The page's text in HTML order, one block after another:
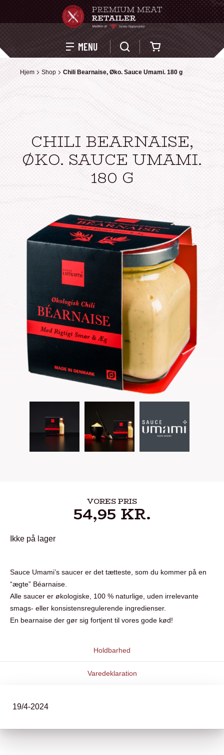
MENU
Hjem Shop Chili Bearnaise, Øko. Sauce Umami. 180 g
Hjem Shop Chili Bearnaise, Øko. Sauce Umami. 180 g
CHILI BEARNAISE,
ØKO. SAUCE UMAMI.
180 G
VORES PRIS
54,95 KR.
Ikke på lager
Sauce Umami’s saucer er det tætteste, som du kommer på en
“ægte” Béarnaise.
Alle saucer er økologiske, 100 % naturlige, uden irrelevante
smags- eller konsistensregulerende ingredienser.
En bearnaise der gør sig fortjent til vores gode kød!
Holdbarhed
Varedeklaration
19/4-2024